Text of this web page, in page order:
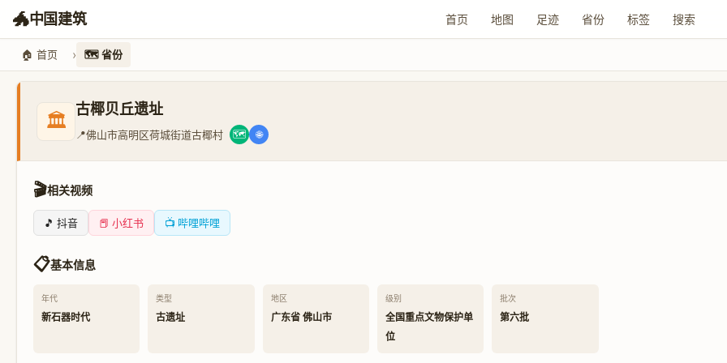
🐲中国建筑 首页 地图 足迹 省份 标签 搜索
🏠 首页 🗺️ 省份
🏛️ 古椰贝丘遗址
📍佛山市高明区荷城街道古椰村 🗺️ 🌐
🎬相关视频
🎵 抖音 📕 小红书 📺 哔哩哔哩
📋基本信息
年代
新石器时代
类型
古遗址
地区
广东省 佛山市
级别
全国重点文物保护单
位
批次
第六批